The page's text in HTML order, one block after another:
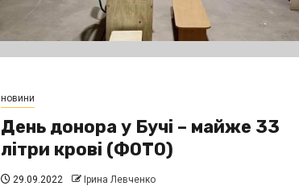
новини
День донора у Бучі – майже 33
літри крові (ФОТО)
29.09.2022 Ірина Левченко